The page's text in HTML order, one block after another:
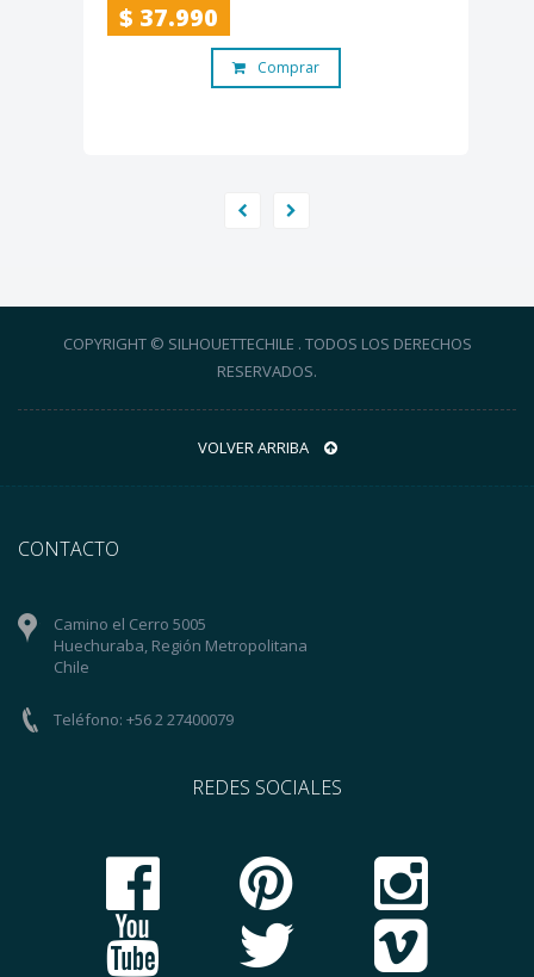
$ 37.990
Comprar
COPYRIGHT © SILHOUETTECHILE . TODOS LOS DERECHOS
RESERVADOS.
VOLVER ARRIBA
CONTACTO
Camino el Cerro 5005
Huechuraba, Región Metropolitana
Chile
Teléfono: +56 2 27400079
REDES SOCIALES